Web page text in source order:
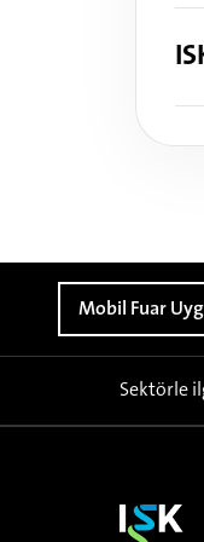
Mobil Fuar
Sektörle